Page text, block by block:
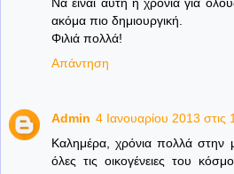
ακόμα πιο δημιουργική.
Φιλιά πολλά!
Απάντηση
Admin 4 Ιανουαρίου 2013 στις
Καλημέρα, χρόνια πολλά στην
όλες τις οικογένειες του